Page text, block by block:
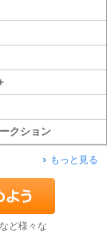
クション
もっと見る
ど様々な